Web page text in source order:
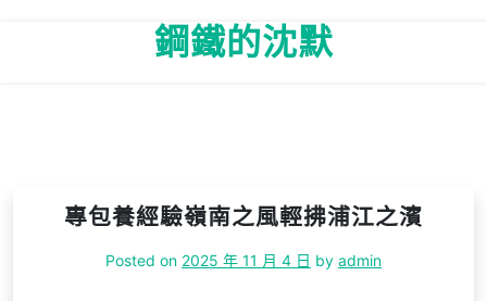
鋼鐵的沈默
專包養經驗嶺南之風輕拂浦江之濱
Posted on 2025 年 11 月 4 日 by admin